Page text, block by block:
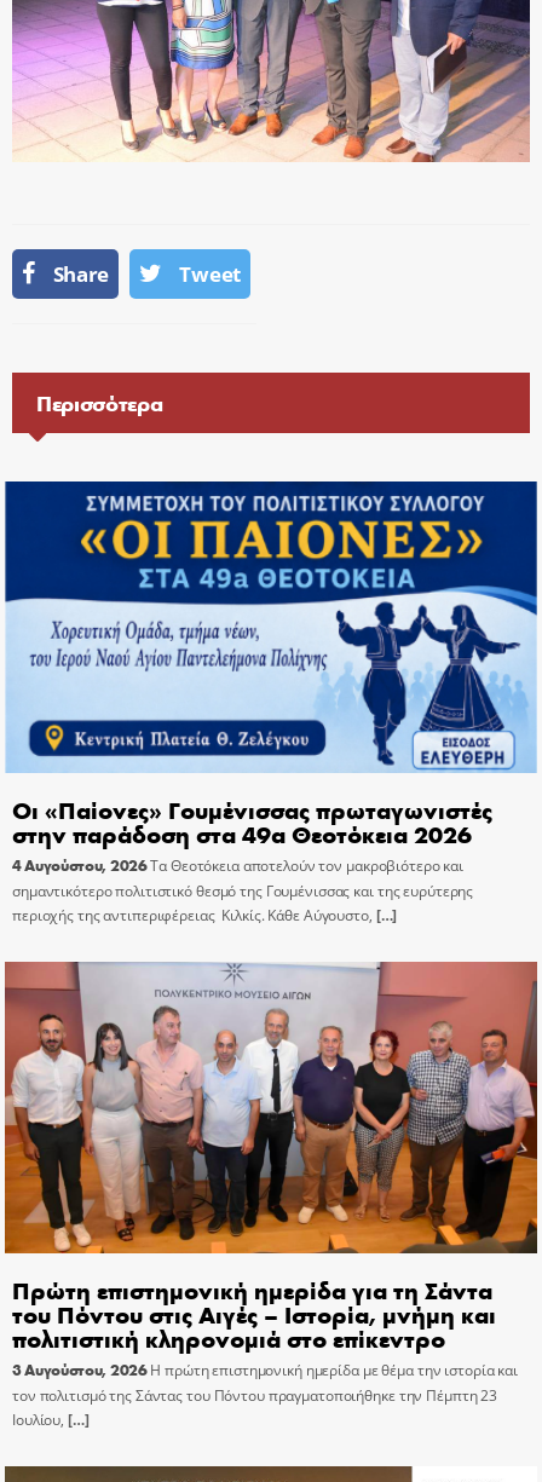
Share Tweet
Περισσότερα
Οι «Παίονες» Γουμένισσας πρωταγωνιστές
στην παράδοση στα 49α Θεοτόκεια 2026
4 Αυγούστου, 2026Τα Θεοτόκεια αποτελούν τον μακροβιότερο και
σημαντικότερο πολιτιστικό θεσμό της Γουμένισσας και της ευρύτερης
περιοχής της αντιπεριφέρειας Κιλκίς. Κάθε Αύγουστο, […]
Πρώτη επιστημονική ημερίδα για τη Σάντα
του Πόντου στις Αιγές – Ιστορία, μνήμη και
πολιτιστική κληρονομιά στο επίκεντρο
3 Αυγούστου, 2026 Η πρώτη επιστημονική ημερίδα με θέμα την ιστορία και
τον πολιτισμό της Σάντας του Πόντου πραγματοποιήθηκε την Πέμπτη 23
Ιουλίου, […]